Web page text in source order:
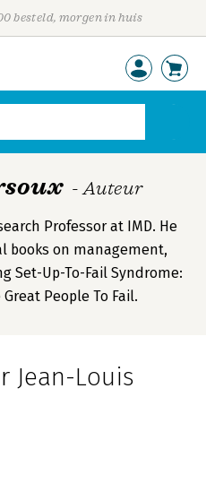
besteld, morgen in huis
- Auteur
Professor at IMD. He
books on management,
Set-Up-To-Fail Syndrome:
People To Fail.
Jean-Louis